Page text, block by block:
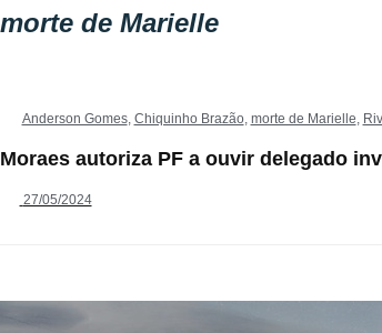
morte de Marielle
Anderson Gomes, Chiquinho Brazão, morte de Marielle,
Moraes autoriza PF a ouvir delegado
27/05/2024